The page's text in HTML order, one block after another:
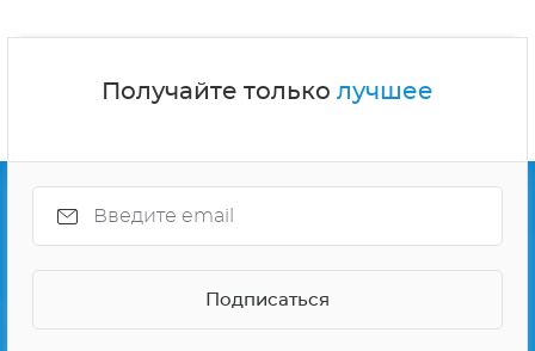
Получайте только лучшее